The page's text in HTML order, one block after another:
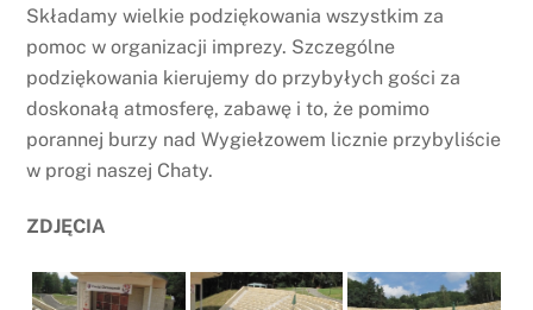
Składamy wielkie podziękowania wszystkim za
pomoc w organizacji imprezy. Szczególne
podziękowania kierujemy do przybyłych gości za
doskonałą atmosferę, zabawę i to, że pomimo
porannej burzy nad Wygiełzowem licznie przybyliście
w progi naszej Chaty.
ZDJĘCIA